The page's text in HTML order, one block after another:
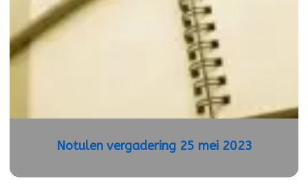
Notulen vergadering 25 mei 2023